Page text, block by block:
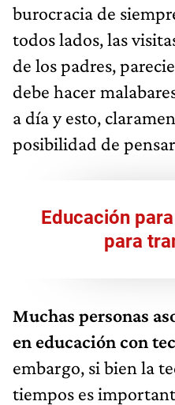
burocracia de
todos lados, las
de los padres,
debe hacer
a día y esto,
posibilidad de
Educación
para
Muchas personas
en educación con
embargo, si bien la
tiempos es